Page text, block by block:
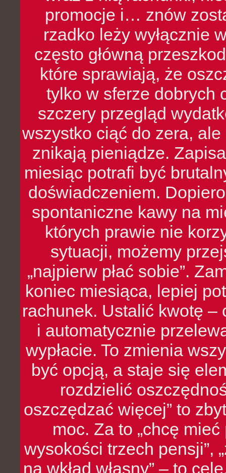
promocje i… znów
rzadko leży wyłącznie
często główną
które sprawiają, że
tylko w sferze dobrych
szczery przegląd
wszystko ciąć do zera,
znikają pieniądze.
miesiąc potrafi być
doświadczeniem.
spontaniczne kawy na
których prawie nie
sytuacji, możemy
„najpierw płać sobie”.
koniec miesiąca, lepiej
rachunek. Ustalić kwotę
i automatycznie
wypłacie. To zmienia
być opcją, a staje się
rozdzielić
oszczędzać więcej” to
moc. Za to „chcę
wysokości trzech pensji”,
na wkład własny” – to